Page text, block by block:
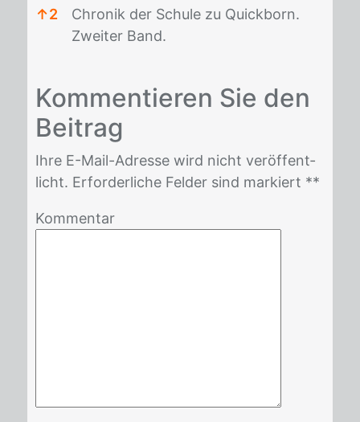
↑2
Chronik der Schule zu Quickborn.
Zweiter Band.
Kom­men­tie­ren Sie den
Bei­trag
Ihre E-Mail-Adres­se wird nicht ver­öf­fent­
licht. Er­for­der­li­che Fel­der sind mar­kiert **
Kommentar